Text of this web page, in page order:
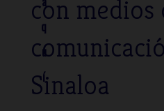
q
u
í
con medios
Sinaloa